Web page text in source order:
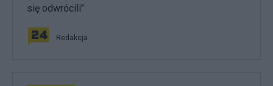
się odwrócili"
Redakcja